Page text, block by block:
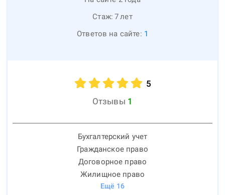
Стаж: 7лет
Ответов на сайте: 1
5
Отзывы 1
Бухгалтерский учет
Гражданское право
Договорное право
Жилищное право
Ещё 16